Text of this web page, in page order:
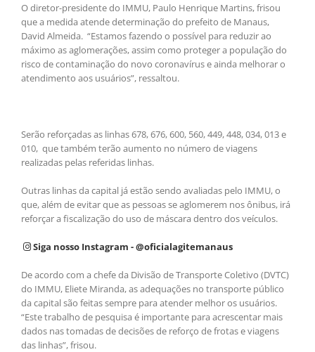
O diretor-presidente do IMMU, Paulo Henrique Martins, frisou
que a medida atende determinação do prefeito de Manaus,
David Almeida. “Estamos fazendo o possível para reduzir ao
máximo as aglomerações, assim como proteger a população do
risco de contaminação do novo coronavírus e ainda melhorar o
atendimento aos usuários”, ressaltou.
Serão reforçadas as linhas 678, 676, 600, 560, 449, 448, 034, 013 e
010, que também terão aumento no número de viagens
realizadas pelas referidas linhas.
Outras linhas da capital já estão sendo avaliadas pelo IMMU, o
que, além de evitar que as pessoas se aglomerem nos ônibus, irá
reforçar a fiscalização do uso de máscara dentro dos veículos.
Siga nosso Instagram - @oficialagitemanaus
De acordo com a chefe da Divisão de Transporte Coletivo (DVTC)
do IMMU, Eliete Miranda, as adequações no transporte público
da capital são feitas sempre para atender melhor os usuários.
“Este trabalho de pesquisa é importante para acrescentar mais
dados nas tomadas de decisões de reforço de frotas e viagens
das linhas”, frisou.